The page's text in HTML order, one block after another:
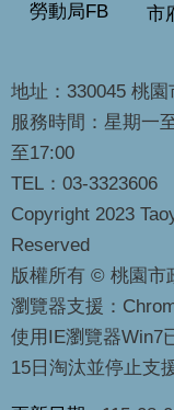
勞動局FB 市
地址：330045 桃
服務時間：星期一
至17:00
TEL：03-3323606
Copyright 2023
Reserved
版權所有 © 桃園市
瀏覽器支援：
使用IE瀏覽器Win7
15日淘汰並停止支